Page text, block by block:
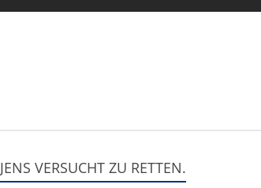
JENS VERSUCHT ZU RETTEN.